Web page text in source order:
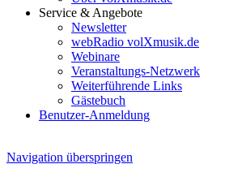
Service & Angebote
Newsletter
webRadio volXmusik.de
Webinare
Veranstaltungs-Netzwerk
Weiterführende Links
Gästebuch
Benutzer-Anmeldung
Navigation überspringen